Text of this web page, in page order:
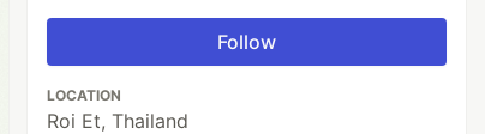
Follow
LOCATION
Roi Et, Thailand